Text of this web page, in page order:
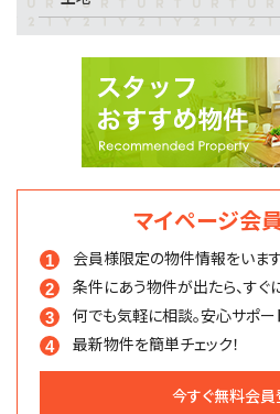
マイページ会
会員様限定の物件情報をいま
条件にあう物件が出たら、すぐ
何でも気軽に相談。安心サポー
最新物件を簡単チェック！
今すぐ無料会